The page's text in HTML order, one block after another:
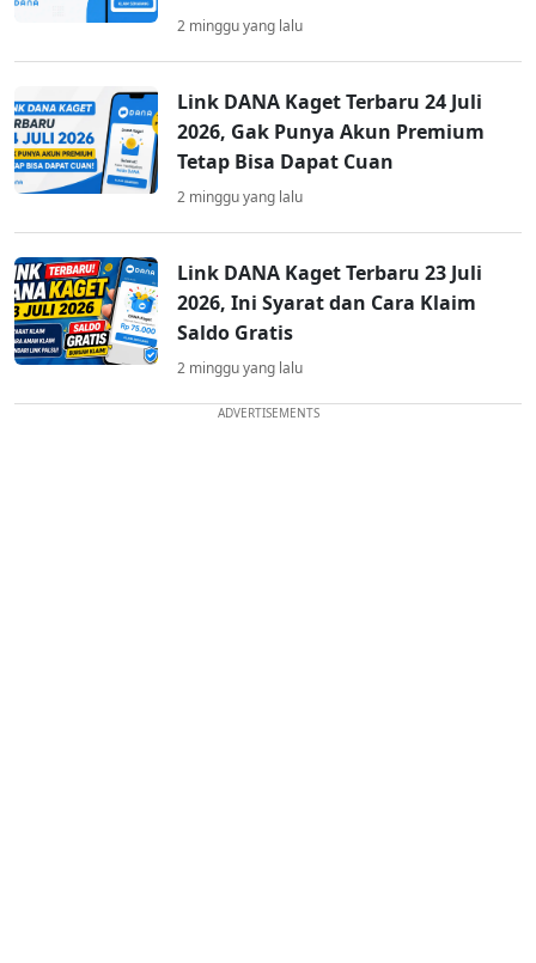
2 minggu yang lalu
Link DANA Kaget Terbaru 24 Juli
2026, Gak Punya Akun Premium
Tetap Bisa Dapat Cuan
2 minggu yang lalu
Link DANA Kaget Terbaru 23 Juli
2026, Ini Syarat dan Cara Klaim
Saldo Gratis
2 minggu yang lalu
ADVERTISEMENTS